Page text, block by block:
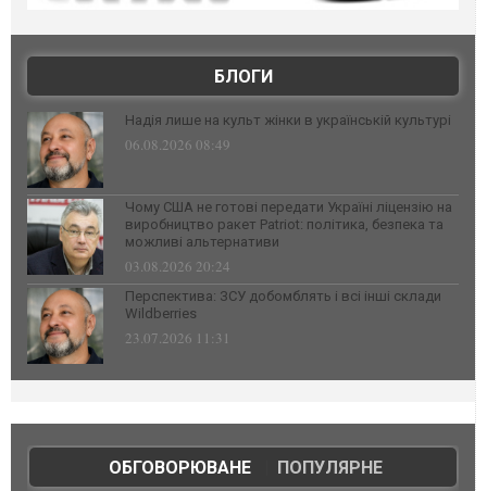
БЛОГИ
Надія лише на культ жінки в українській культурі
06.08.2026 08:49
Чому США не готові передати Україні ліцензію на
виробництво ракет Patriot: політика, безпека та
можливі альтернативи
03.08.2026 20:24
Перспектива: ЗСУ добомблять і всі інші склади
Wildberries
23.07.2026 11:31
ОБГОВОРЮВАНЕ| ПОПУЛЯРНЕ